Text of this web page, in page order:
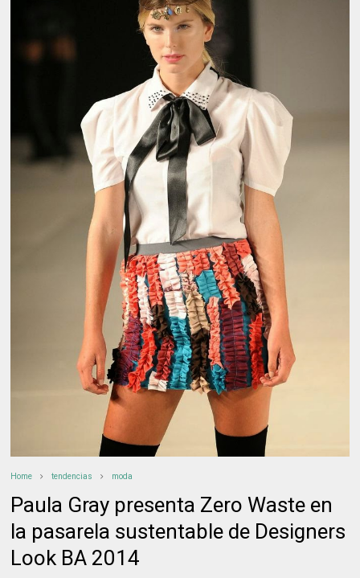
Home tendencias moda
Paula Gray presenta Zero Waste en
la pasarela sustentable de Designers
Look BA 2014